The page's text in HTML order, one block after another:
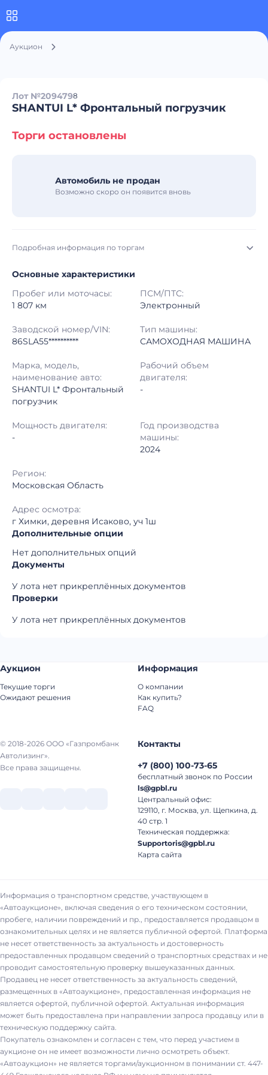
Аукцион
Лот №2094798
SHANTUI L* Фронтальный погрузчик
Торги остановлены
Автомобиль не продан
Возможно скоро он появится вновь
Подробная информация по торгам
Начало торгов: 05.06.2026, 16:14 МСК
Конец торгов: 11.06.2026, 12:46 МСК
Тип аукциона: Открытые торги
Шаг торгов: 50 000 ₽
Кол-во ставок:
Регион: Московская Область
Основные характеристики
Пробег или моточасы:
1 807 км
ПСМ/ПТС:
Электронный
Заводской номер/VIN:
86SLA55**********
Тип машины:
САМОХОДНАЯ МАШИНА
Марка, модель,
наименование авто:
SHANTUI L* Фронтальный
погрузчик
Рабочий объем
двигателя:
-
Мощность двигателя:
-
Год производства
машины:
2024
Регион:
Московская Область
Адрес осмотра:
г Химки, деревня Исаково, уч 1ш
Дополнительные опции
Нет дополнительных опций
Документы
У лота нет прикреплённых документов
Проверки
У лота нет прикреплённых документов
© 2018-2026 ООО «Газпромбанк
Автолизинг».
Все права защищены.
Аукцион
Текущие торги
Ожидают решения
Информация
О компании
Как купить?
FAQ
Контакты
+7 (800) 100-73-65
бесплатный звонок по России
ls@gpbl.ru
Центральный офис:
129110, г. Москва, ул. Щепкина, д.
40 стр. 1
Техническая поддержка:
Supportoris@gpbl.ru
Карта сайта
Информация о транспортном средстве, участвующем в
«Автоаукционе», включая сведения о его техническом состоянии,
пробеге, наличии повреждений и пр., предоставляется продавцом в
ознакомительных целях и не является публичной офертой. Платформа
не несет ответственность за актуальность и достоверность
предоставленных продавцом сведений о транспортных средствах и не
проводит самостоятельную проверку вышеуказанных данных.
Продавец не несет ответственность за актуальность сведений,
размещенных в «Автоаукционе», предоставленная информация не
является офертой, публичной офертой. Актуальная информация
может быть предоставлена при направлении запроса продавцу или в
техническую поддержку сайта.
Покупатель ознакомлен и согласен с тем, что перед участием в
аукционе он не имеет возможности лично осмотреть объект.
«Автоаукцион» не является торгами/аукционном в понимании ст. 447-